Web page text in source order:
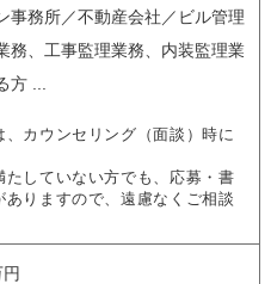
事務所／不動産会社／ビル管理
務、工事監理業務、内装監理業
...
カウンセリング（面談）時に
していない方でも、応募・書
ありますので、遠慮なくご相談